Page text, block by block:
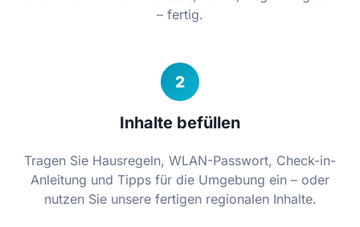
– fertig.
2
Inhalte befüllen
Tragen Sie Hausregeln, WLAN-Passwort, Check-in-
Anleitung und Tipps für die Umgebung ein – oder
nutzen Sie unsere fertigen regionalen Inhalte.